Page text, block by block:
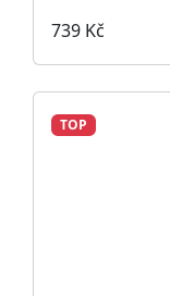
739 Kč
TOP